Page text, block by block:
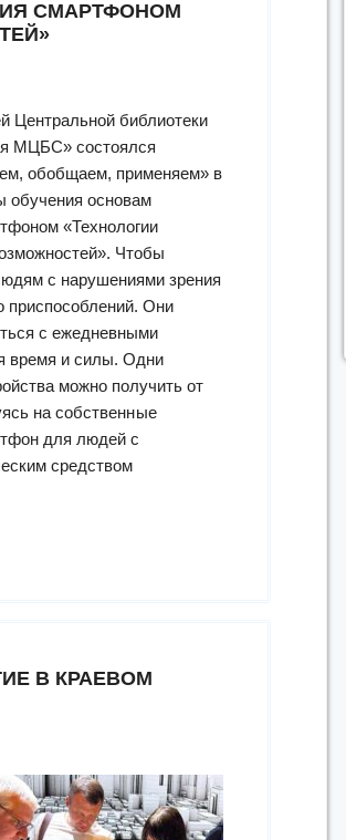
конференцию,
посвященную
движения
“За
медицину
здорового
долголетия””
СМАРТФОНОМ
Центральной библиотеки
МЦБС» состоялся
обобщаем, применяем» в
обучения основам
«Технологии
Чтобы
с нарушениями зрения
приспособлений. Они
с ежедневными
время и силы. Одни
можно получить от
на собственные
для людей с
средством
В КРАЕВОМ